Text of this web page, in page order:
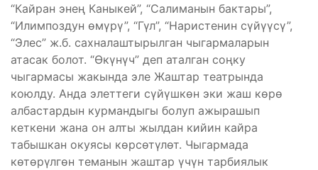
“Кайран энең Каныкей”, “Салиманын бактары”,
“Илимпоздун өмүрү”, “Гүл”, “Наристенин сүйүүсү”,
“Элес” ж.б. сахналаштырылган чыгармаларын
атасак болот. “Өкүнүч” деп аталган соңку
чыгармасы жакында эле Жаштар театрында
коюлду. Анда элеттеги сүйүшкөн эки жаш көрө
албастардын курмандыгы болуп ажырашып
кеткени жана он алты жылдан кийин кайра
табышкан окуясы көрсөтүлөт. Чыгармада
көтөрүлгөн теманын жаштар үчүн тарбиялык